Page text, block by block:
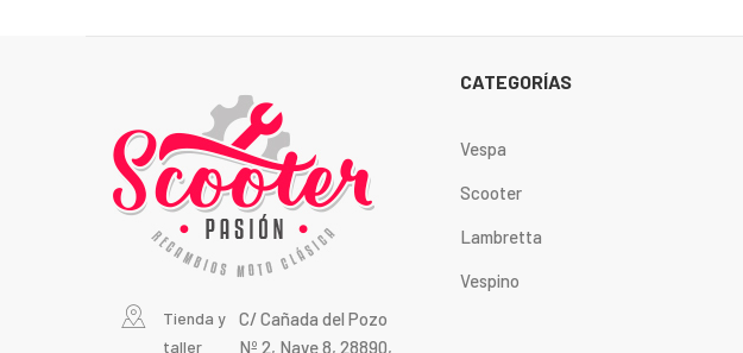
Tienda y
taller
C/ Cañada del Pozo
Nº 2, Nave 8, 28890,
CATEGORÍAS
Vespa
Scooter
Lambretta
Vespino